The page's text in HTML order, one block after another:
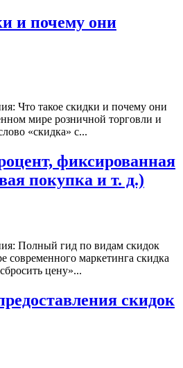
и почему они
Что такое скидки и почему они
мире розничной торговли и
«скидка» с...
фиксированная
покупка и т. д.)
Полный гид по видам скидок
современного маркетинга скидка
цену»...
скидок